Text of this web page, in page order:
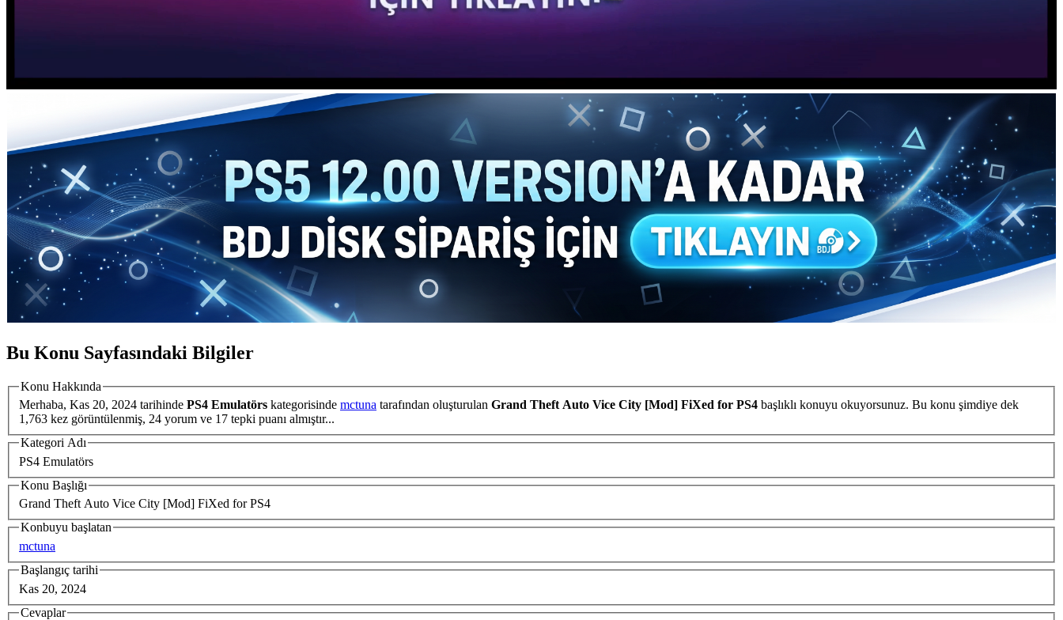
Bu Konu Sayfasındaki Bilgiler
Konu Hakkında
Merhaba, Kas 20, 2024 tarihinde PS4 Emulatörs kategorisinde mctuna tarafından oluşturulan Grand Theft Auto Vice City [Mod] FiXed for PS4 başlıklı konuyu okuyorsunuz. Bu konu şimdiye dek
1,763 kez görüntülenmiş, 24 yorum ve 17 tepki puanı almıştır...
Kategori Adı
PS4 Emulatörs
Konu Başlığı
Grand Theft Auto Vice City [Mod] FiXed for PS4
Konbuyu başlatan
mctuna
Başlangıç tarihi
Kas 20, 2024
Cevaplar